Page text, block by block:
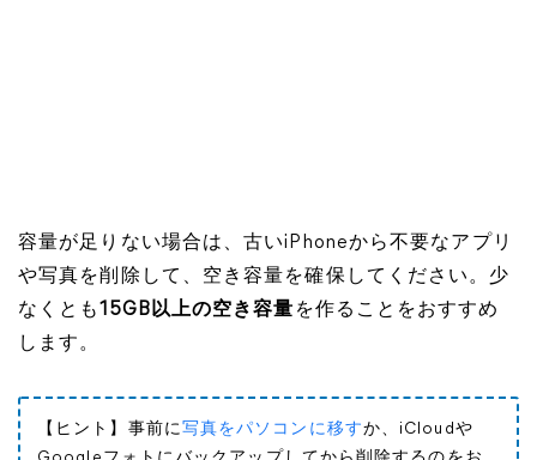
容量が足りない場合は、古いiPhoneから不要なアプリ
や写真を削除して、空き容量を確保してください。少
なくとも15GB以上の空き容量 を作ることをおすすめ
します。
【ヒント】事前に写真をパソコンに移すか、iCloudや